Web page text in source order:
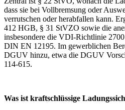
dass sie bei Vollbremsung oder
verrutschen oder herabfallen kann.
412 HGB, § 31 StVZO sowie die
insbesondere die VDI-Richtlinie
DIN EN 12195. Im gewerblichen
DGUV hinzu, etwa die DGUV
114-615.
Was ist kraftschlüssige